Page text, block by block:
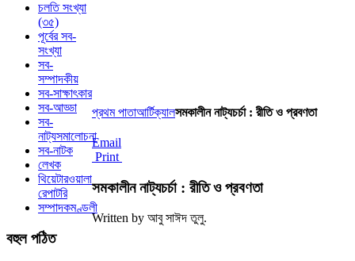
প্রথম পাতাআর্টিক্যালসমকালীন নাট্যচর্চা : রীতি ও প্রবণতা
Email
Print
সমকালীন নাট্যচর্চা : রীতি ও প্রবণতা
Written by আবু সাঈদ তুলু.
চলতি সংখ্যা
(৩৫)
পূর্বের সব-
সংখ্যা
সব-
সম্পাদকীয়
সব-সাক্ষাৎকার
সব-আড্ডা
সব-
নাট্যসমালোচনা
সব-নাটক
লেখক
থিয়েটারওয়ালা
রেপাটরি
সম্পাদকমণ্ডলী
বহুলপঠিত